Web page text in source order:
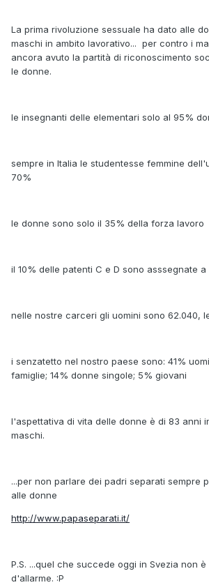
La prima rivoluzione sessuale ha dato alle
maschi in ambito lavorativo... per contro i
ancora avuto la partità di riconoscimento
le donne.
le insegnanti delle elementari solo al 95%
sempre in Italia le studentesse femmine
70%
le donne sono solo il 35% della forza lavoro
il 10% delle patenti C e D sono asssegnate a
nelle nostre carceri gli uomini sono 62.040,
i senzatetto nel nostro paese sono: 41%
famiglie; 14% donne singole; 5% giovani
l'aspettativa di vita delle donne è di 83 anni
maschi.
...per non parlare dei padri separati sempre
alle donne
http://www.papaseparati.it/
P.S. ...quel che succede oggi in Svezia non
d'allarme. :P